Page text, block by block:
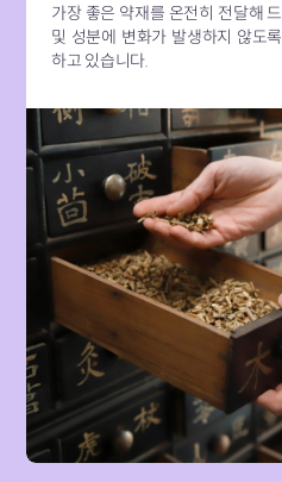
가장 좋은 약재를 온전히 전달해
및 성분에 변화가 발생하지 않도
하고 있습니다.